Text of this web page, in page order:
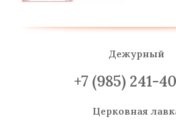
Дежурный
+7 (985) 241-
Церковная